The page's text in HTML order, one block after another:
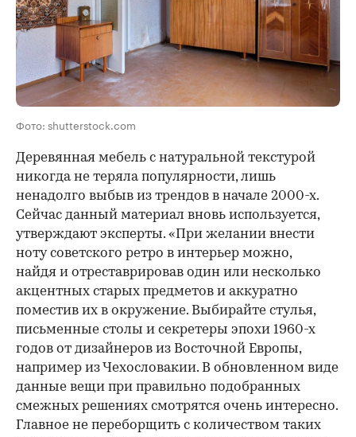
Фото: shutterstock.com
Деревянная мебель с натуральной текстурой
никогда не теряла популярности, лишь
ненадолго выбыв из трендов в начале 2000-х.
Сейчас данный материал вновь используется,
утверждают эксперты. «При желании внести
ноту советского ретро в интерьер можно,
найдя и отреставрировав один или несколько
акцентных старых предметов и аккуратно
поместив их в окружение. Выбирайте стулья,
письменные столы и секретеры эпохи 1960-х
годов от дизайнеров из Восточной Европы,
например из Чехословакии. В обновленном виде
данные вещи при правильно подобранных
смежных решениях смотрятся очень интересно.
Главное не переборщить с количеством таких